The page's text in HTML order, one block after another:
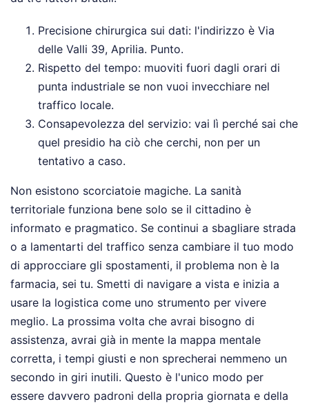
Precisione chirurgica sui dati: l'indirizzo è Via
delle Valli 39, Aprilia. Punto.
Rispetto del tempo: muoviti fuori dagli orari di
punta industriale se non vuoi invecchiare nel
traffico locale.
Consapevolezza del servizio: vai lì perché sai che
quel presidio ha ciò che cerchi, non per un
tentativo a caso.
Non esistono scorciatoie magiche. La sanità
territoriale funziona bene solo se il cittadino è
informato e pragmatico. Se continui a sbagliare strada
o a lamentarti del traffico senza cambiare il tuo modo
di approcciare gli spostamenti, il problema non è la
farmacia, sei tu. Smetti di navigare a vista e inizia a
usare la logistica come uno strumento per vivere
meglio. La prossima volta che avrai bisogno di
assistenza, avrai già in mente la mappa mentale
corretta, i tempi giusti e non sprecherai nemmeno un
secondo in giri inutili. Questo è l'unico modo per
essere davvero padroni della propria giornata e della